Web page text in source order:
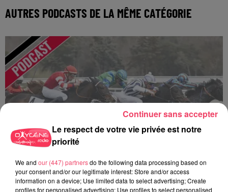
AUTRES PODCASTS DE LA MÊME CATÉGORIE
Le respect de votre vie privée est notre
priorité
We and our (447) partnersdo the following data processing based on
your consent and/or our legitimate interest: Store and/or access
information on a device; Use limited data to select advertising; Create
profiles for personalised advertising; Use profiles to select personalised
Continuer sans accepter